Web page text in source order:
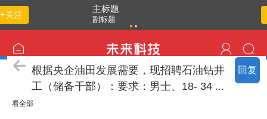
回复
招聘求职
根据央企油田发展需要，现招聘石油钻井
工（储备干部）：要求：男士、18- 34 ...
看全部
新加载